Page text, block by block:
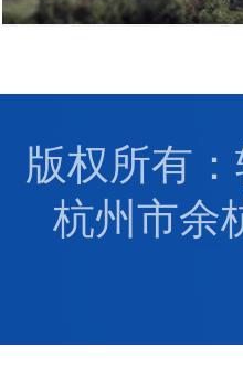
版权所有
杭州市余